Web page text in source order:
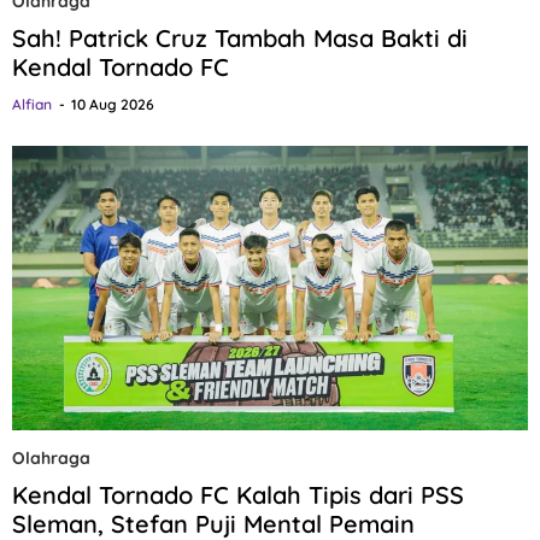
Sah! Patrick Cruz Tambah Masa Bakti di
Kendal Tornado FC
Alfian 10 Aug 2026
Olahraga
Kendal Tornado FC Kalah Tipis dari PSS
Sleman, Stefan Puji Mental Pemain